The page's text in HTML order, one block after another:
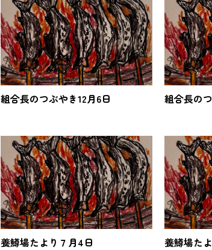
組合長のつぶやき12月6日 組合長の
養鱒場たより７月4日 養鱒場た